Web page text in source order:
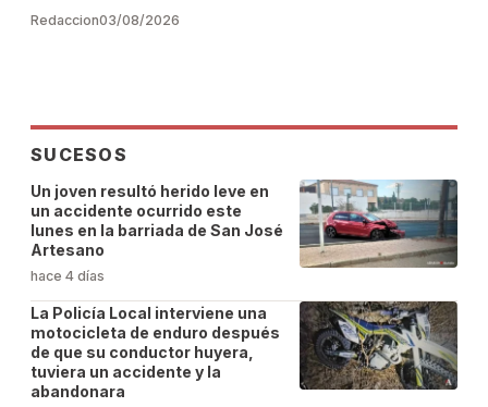
Redaccion03/08/2026
SUCESOS
Un joven resultó herido leve en
un accidente ocurrido este
lunes en la barriada de San José
Artesano
hace 4 días
La Policía Local interviene una
motocicleta de enduro después
de que su conductor huyera,
tuviera un accidente y la
abandonara